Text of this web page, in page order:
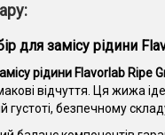
для замісу рідини
рідини Flavorlab
відчуття. Ця жижа
густоті, безпечному